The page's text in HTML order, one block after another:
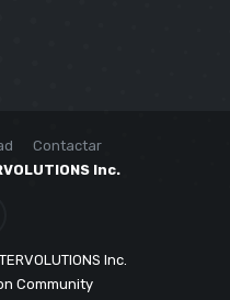
Contactar
Inc.
Inc.
Community